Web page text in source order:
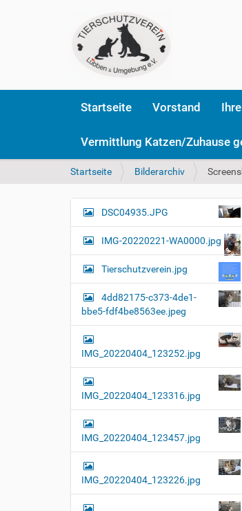
Startseite Vorstand
Vermittlung Katzen/Zuhause
S
e
i
d
i
Startseite Bilderarchiv
N
i
g
a
t
i
o
n
DSC04935.JPG
IMG-20220221-WA0000.jpg
Tierschutzverein.jpg
4dd82175-c373-4de1-
bbe5-fdf4be8563ee.jpeg
IMG_20220404_123252.jpg
IMG_20220404_123316.jpg
IMG_20220404_123457.jpg
IMG_20220404_123226.jpg